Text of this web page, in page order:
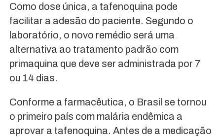
Como dose única, a tafenoquina pode
facilitar a adesão do paciente. Segundo o
laboratório, o novo remédio será uma
alternativa ao tratamento padrão com
primaquina que deve ser administrada por 7
ou 14 dias.
Conforme a farmacêutica, o Brasil se tornou
o primeiro país com malária endêmica a
aprovar a tafenoquina. Antes de a medicação